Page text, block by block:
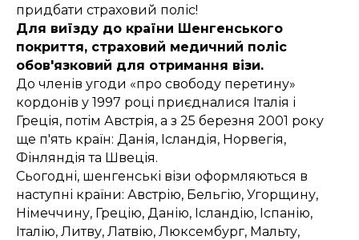
придбати страховий поліс!
Для виїзду до країни Шенгенського
покриття, страховий медичний поліс
обов'язковий для отримання візи.
До членів угоди «про свободу перетину»
кордонів у 1997 році приєдналися Італія і
Греція, потім Австрія, а з 25 березня 2001 року
ще п'ять країн: Данія, Ісландія, Норвегія,
Фінляндія та Швеція.
Сьогодні, шенгенські візи оформляються в
наступні країни: Австрію, Бельгію, Угорщину,
Німеччину, Грецію, Данію, Ісландію, Іспанію,
Італію, Литву, Латвію, Люксембург, Мальту,